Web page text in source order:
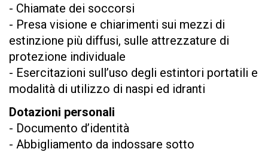
- Chiamate dei soccorsi
- Presa visione e chiarimenti sui mezzi di
estinzione più diffusi, sulle attrezzature di
protezione individuale
- Esercitazioni sull’uso degli estintori portatili e
modalità di utilizzo di naspi ed idranti
Dotazioni personali
- Documento d’identità
- Abbigliamento da indossare sotto